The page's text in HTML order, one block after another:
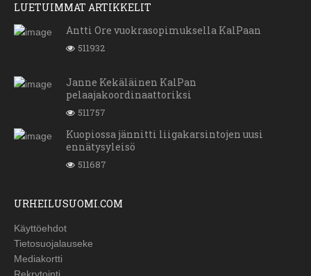
LUETUIMMAT ARTIKKELIT
Antti Ore vuokrasopimuksella KalPaan
511932
Janne Kekäläinen KalPan
pelaajakoordinaattoriksi
511757
Kuopiossa jännitti liigakarsintojen uusi
ennätysyleisö
511687
URHEILUSUOMI.COM
Käyttöehdot
Tietosuojalauseke
Mediakortti